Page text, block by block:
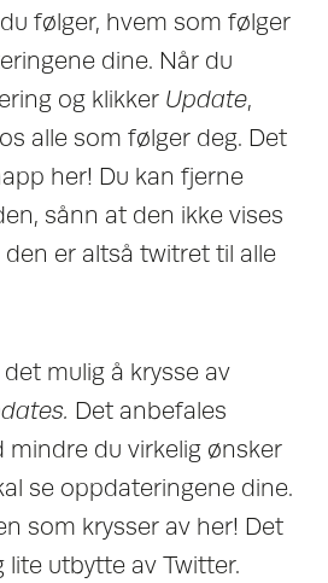
følger, hvem som følger
dine. Når du
og klikker Update,
alle som følger deg. Det
her! Du kan fjerne
sånn at den ikke vises
er altså twitret til alle
mulig å krysse av
Det anbefales
mindre du virkelig ønsker
se oppdateringene dine.
som krysser av her! Det
lite utbytte av Twitter.